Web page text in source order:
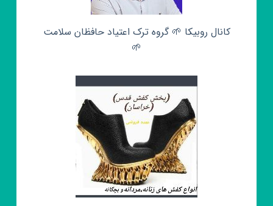
کانال روبیکا 🌱 گروه ترک اعتیاد حافظان سلامت
🌱